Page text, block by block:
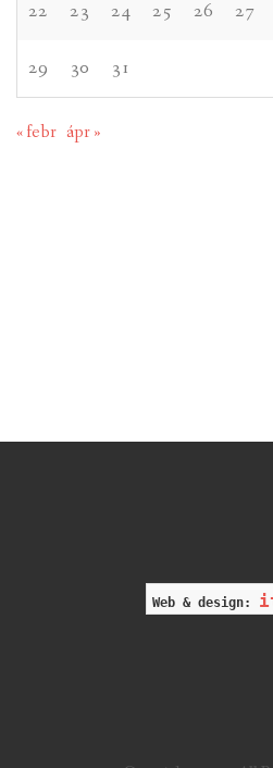
22 23 24 25 26 27
29 30 31
« febr ápr »
Web & design: